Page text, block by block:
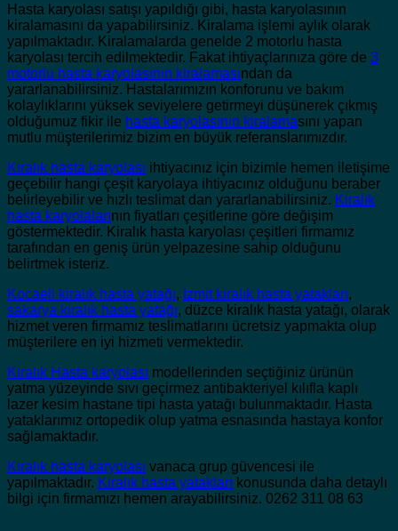
Hasta karyolası satışı yapıldığı gibi, hasta karyolasının
kiralamasını da yapabilirsiniz. Kiralama işlemi aylık olarak
yapılmaktadır. Kiralamalarda genelde 2 motorlu hasta
karyolası tercih edilmektedir. Fakat ihtiyaçlarınıza göre de 3
motorlu hasta karyolasının kiralamasından da
yararlanabilirsiniz. Hastalarımızın konforunu ve bakım
kolaylıklarını yüksek seviyelere getirmeyi düşünerek çıkmış
olduğumuz fikir ile hasta karyolasının kiralamasını yapan
mutlu müşterilerimiz bizim en büyük referanslarımızdır.
Kiralık hasta karyolası ihtiyacınız için bizimle hemen iletişime
geçebilir hangi çeşit karyolaya ihtiyacınız olduğunu beraber
belirleyebilir ve hızlı teslimat dan yararlanabilirsiniz. Kiralık
hasta karyolalarının fiyatları çeşitlerine göre değişim
göstermektedir. Kiralık hasta karyolası çeşitleri firmamız
tarafından en geniş ürün yelpazesine sahip olduğunu
belirtmek isteriz.
Kocaeli kiralık hasta yatağı, İzmit kiralık hasta yatakları,
sakarya kiralık hasta yatağı, düzce kiralık hasta yatağı, olarak
hizmet veren firmamız teslimatlarını ücretsiz yapmakta olup
müşterilere en iyi hizmeti vermektedir.
Kiralık Hasta karyolası modellerinden seçtiğiniz ürünün
yatma yüzeyinde sıvı geçirmez antibakteriyel kılıfla kaplı
lazer kesim hastane tipi hasta yatağı bulunmaktadır. Hasta
yataklarımız ortopedik olup yatma esnasında hastaya konfor
sağlamaktadır.
Kiralık hasta karyolası vanaca grup güvencesi ile
yapılmaktadır. Kiralık hasta yatakları konusunda daha detaylı
bilgi için firmamızı hemen arayabilirsiniz. 0262 311 08 63